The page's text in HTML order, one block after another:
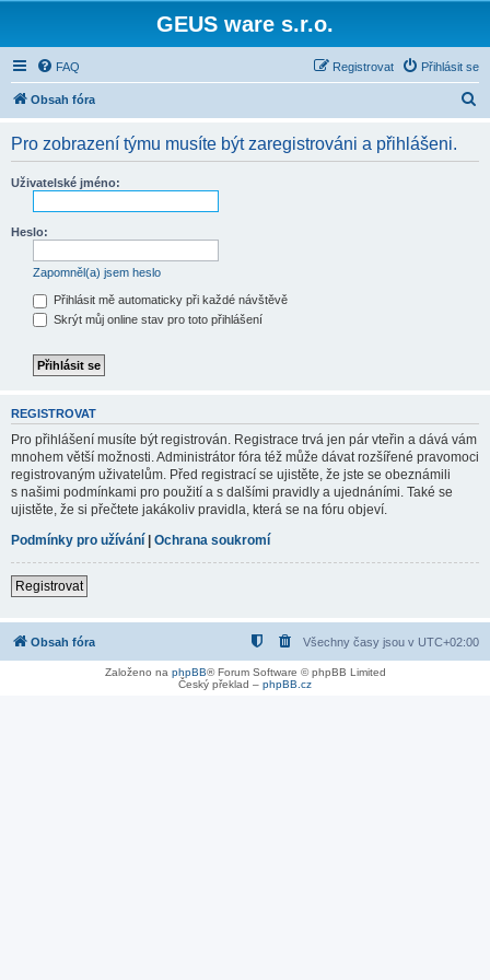
GEUS ware s.r.o.
FAQ Přihlásit se
Registrovat
Obsah fóra
Pro zobrazení týmu musíte být zaregistrováni a přihlášeni.
Uživatelské jméno:
Heslo:
Zapomněl(a) jsem heslo
Přihlásit mě automaticky při každé návštěvě
Skrýt můj online stav pro toto přihlášení
REGISTROVAT
Pro přihlášení musíte být registrován. Registrace trvá jen pár vteřin a dává vám
mnohem větší možnosti. Administrátor fóra též může dávat rozšířené pravomoci
registrovaným uživatelům. Před registrací se ujistěte, že jste se obeznámili
s našimi podmínkami pro použití a s dalšími pravidly a ujednáními. Také se
ujistěte, že si přečtete jakákoliv pravidla, která se na fóru objeví.
Podmínky pro užívání | Ochrana soukromí
Registrovat
Obsah fóra Všechny časy jsou v UTC+02:00
Založeno na phpBB® Forum Software © phpBB Limited
Český překlad – phpBB.cz